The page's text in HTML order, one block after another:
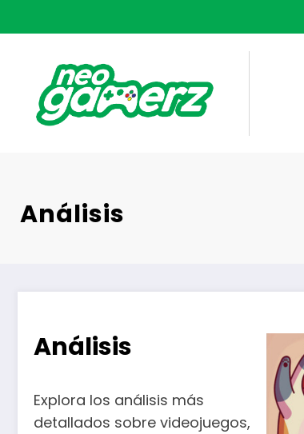
al
Análisis
Análisis
Explora los análisis más
detallados sobre videojuegos,